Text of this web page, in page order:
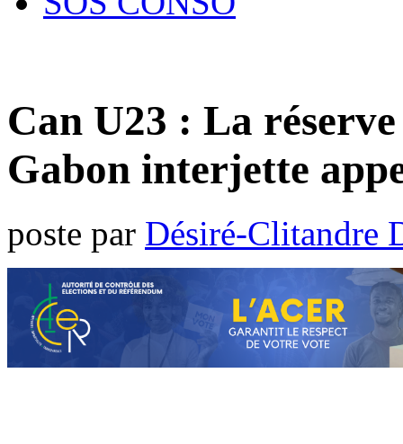
Can U23 : La
Gabon interjette
poste par Désiré-Clitandre